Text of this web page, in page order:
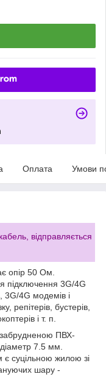
Оплата Умови
відправляється
опір 50 Ом.
підключення 3G/4G
3G/4G модемів і
репітерів, бустерів,
і т. п.
ПВХ-
7.5 мм.
є суцільною жилою зі
шару -